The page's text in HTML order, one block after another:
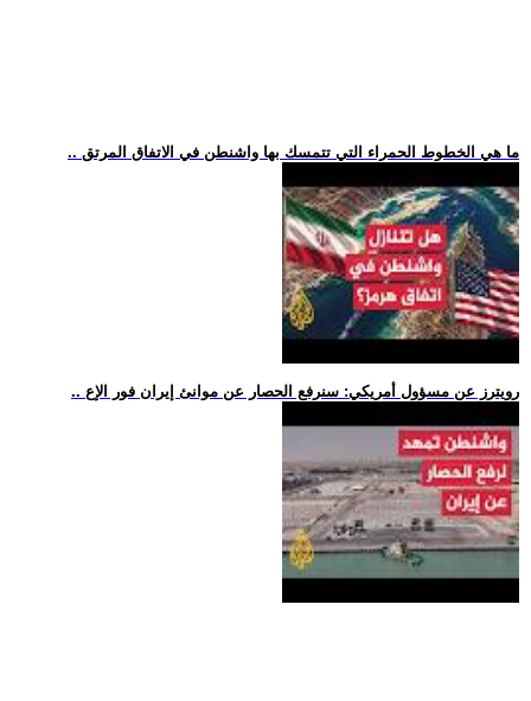
.. ما هي الخطوط الحمراء التي تتمسك بها واشنطن في الاتفاق المرتق
.. رويترز عن مسؤول أمريكي: سنرفع الحصار عن موانئ إيران فور الإع